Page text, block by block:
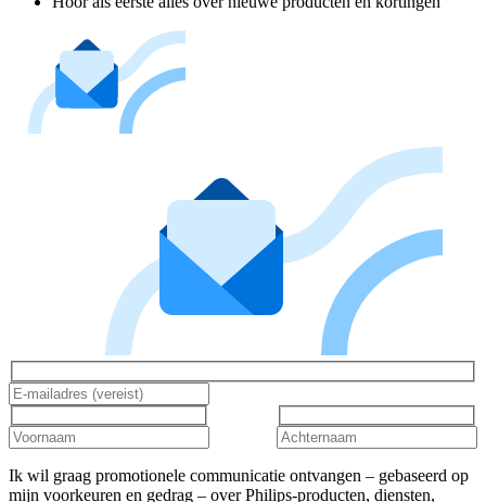
Ik wil graag promotionele communicatie ontvangen – gebaseerd op
mijn voorkeuren en gedrag – over Philips-producten, diensten,